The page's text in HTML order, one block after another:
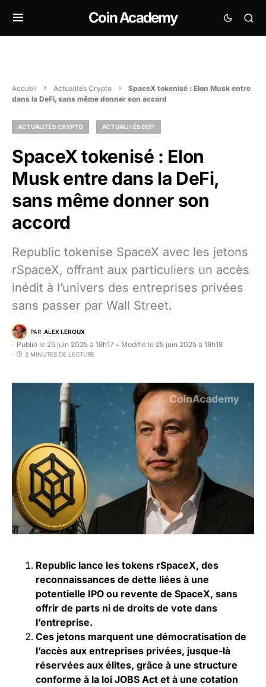
Coin Academy
Accueil Actualités Crypto
SpaceX tokenisé : Elon Musk entre
dans la DeFi, sans même donner son accord
ACTUALITÉS CRYPTO ACTUALITÉS DEFI
SpaceX tokenisé : Elon
Musk entre dans la DeFi,
sans même donner son
accord
Republic tokenise SpaceX avec les jetons
rSpaceX, offrant aux particuliers un accès
inédit à l’univers des entreprises privées
sans passer par Wall Street.
PAR ALEX LEROUX
Publié le 25 juin 2025 à 18h17 • Modifié le 25 juin 2025 à 18h18
2 MINUTES DE LECTURE
Republic lance les tokens rSpaceX, des
reconnaissances de dette liées à une
potentielle IPO ou revente de SpaceX, sans
offrir de parts ni de droits de vote dans
l’entreprise.
Ces jetons marquent une démocratisation de
l’accès aux entreprises privées, jusque-là
réservées aux élites, grâce à une structure
conforme à la loi JOBS Act et à une cotation